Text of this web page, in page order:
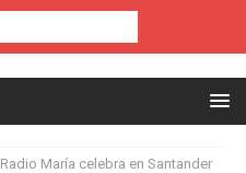
Radio María celebra en Santander